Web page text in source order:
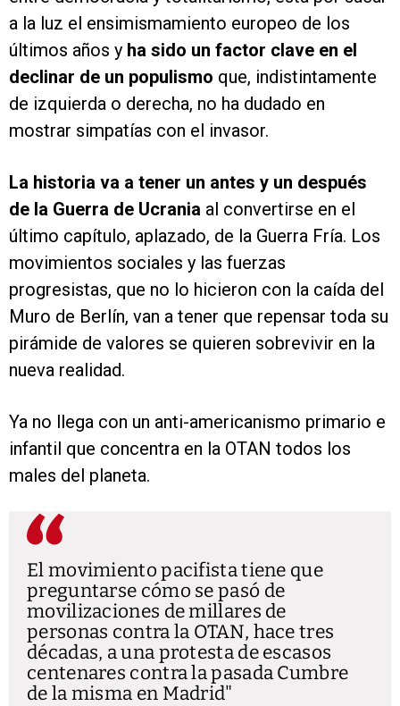
a la luz el ensimismamiento europeo de los
últimos años y ha sido un factor clave en el
declinar de un populismo que, indistintamente
de izquierda o derecha, no ha dudado en
mostrar simpatías con el invasor.
La historia va a tener un antes y un después
de la Guerra de Ucrania al convertirse en el
último capítulo, aplazado, de la Guerra Fría. Los
movimientos sociales y las fuerzas
progresistas, que no lo hicieron con la caída del
Muro de Berlín, van a tener que repensar toda su
pirámide de valores se quieren sobrevivir en la
nueva realidad.
Ya no llega con un anti-americanismo primario e
infantil que concentra en la OTAN todos los
males del planeta.
El movimiento pacifista tiene que
preguntarse cómo se pasó de
movilizaciones de millares de
personas contra la OTAN, hace tres
décadas, a una protesta de escasos
centenares contra la pasada Cumbre
de la misma en Madrid